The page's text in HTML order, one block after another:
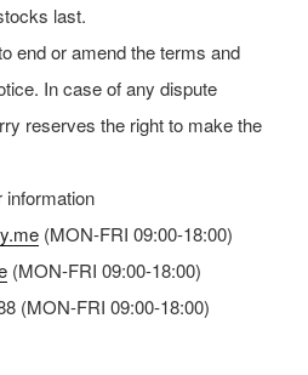
last.
end or amend the terms and
In case of any dispute
reserves the right to make the
information
(MON-FRI 09:00-18:00)
(MON-FRI 09:00-18:00)
(MON-FRI 09:00-18:00)